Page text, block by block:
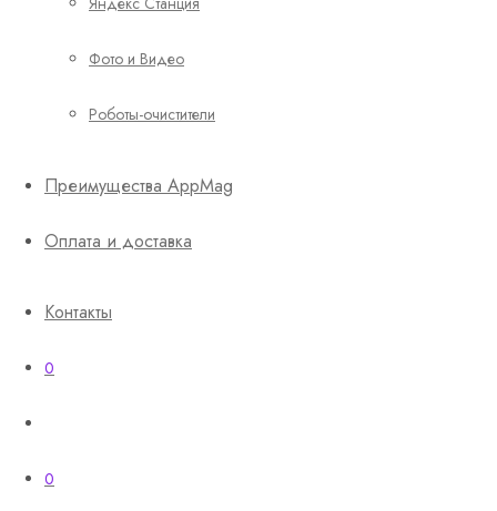
Фото и Видео
Роботы-очистители
Преимущества AppMag
Оплата и доставка
Контакты
0
0